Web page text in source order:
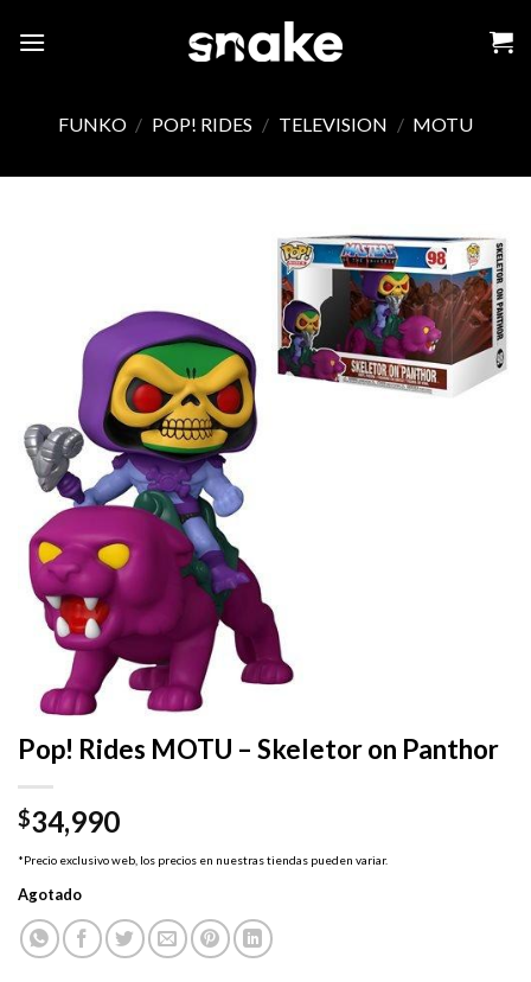
FUNKO / POP! RIDES / TELEVISION / MOTU
Pop! Rides MOTU – Skeletor on Panthor
$34,990
*Precio exclusivo web, los precios en nuestras tiendas pueden variar.
Agotado